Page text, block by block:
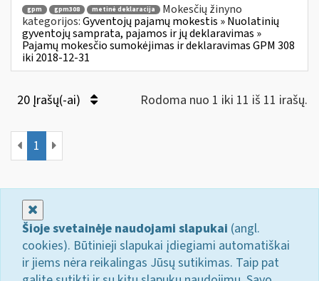
gpm gpm308 metinė deklaracija
Mokesčių žinyno
kategorijos:Gyventojų pajamų mokestis » Nuolatinių
gyventojų samprata, pajamos ir jų deklaravimas »
Pajamų mokesčio sumokėjimas ir deklaravimas GPM 308
iki 2018-12-31
20 Įrašų(-ai) Rodoma nuo 1 iki 11 iš 11 irašų.
1
Šioje svetainėje naudojami slapukai (angl.
cookies). Būtinieji slapukai įdiegiami automatiškai
ir jiems nėra reikalingas Jūsų sutikimas. Taip pat